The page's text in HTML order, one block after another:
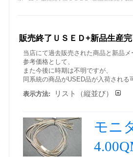
販売終了ＵＳＥＤ+新品生産
当店にて過去販売された商品と新品
参考価格として、
また今後に時期は不明ですが、
同系統の商品がUSED品が入荷される
表示方法:
リスト（縦並び）
モニ